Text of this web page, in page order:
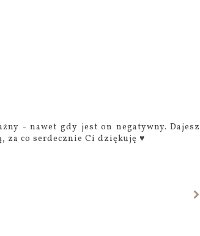
- nawet gdy jest on negatywny. Dajesz
za co serdecznie Ci dziękuję ♥